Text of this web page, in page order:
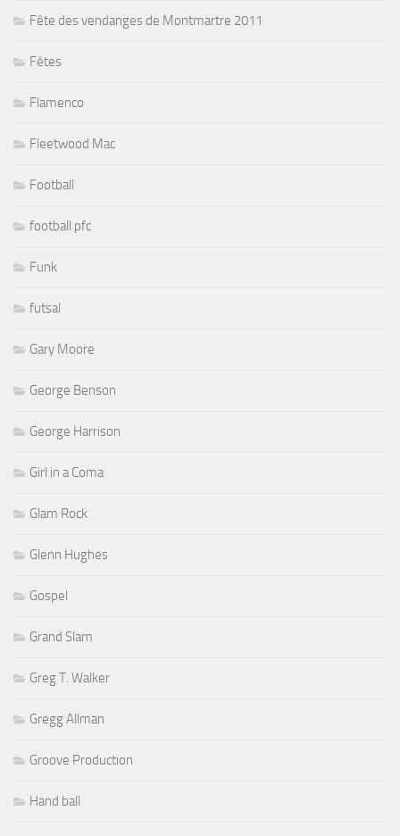
Fête des vendanges de Montmartre 2011
Fêtes
Flamenco
Fleetwood Mac
Football
football pfc
Funk
futsal
Gary Moore
George Benson
George Harrison
Girl in a Coma
Glam Rock
Glenn Hughes
Gospel
Grand Slam
Greg T. Walker
Gregg Allman
Groove Production
Hand ball